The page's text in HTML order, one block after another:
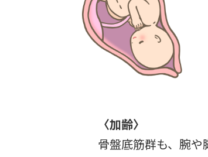
〈加齢〉
骨盤底筋群も、腕や